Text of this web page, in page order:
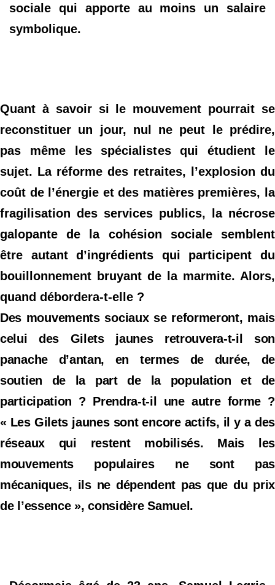
sociale qui apporte au moins un salaire
symbolique.
Quant à savoir si le mouvement pourrait se
reconstituer un jour, nul ne peut le prédire,
pas même les spécialistes qui étudient le
sujet. La réforme des retraites, l’explosion du
coût de l’énergie et des matières premières, la
fragilisation des services publics, la nécrose
galopante de la cohésion sociale semblent
être autant d’ingrédients qui participent du
bouillonnement bruyant de la marmite. Alors,
quand débordera-t-elle ?
Des mouvements sociaux se reformeront, mais
celui des Gilets jaunes retrouvera-t-il son
panache d’antan, en termes de durée, de
soutien de la part de la population et de
participation ? Prendra-t-il une autre forme ?
« Les Gilets jaunes sont encore actifs, il y a des
réseaux qui restent mobilisés. Mais les
mouvements populaires ne sont pas
mécaniques, ils ne dépendent pas que du prix
de l’essence », considère Samuel.